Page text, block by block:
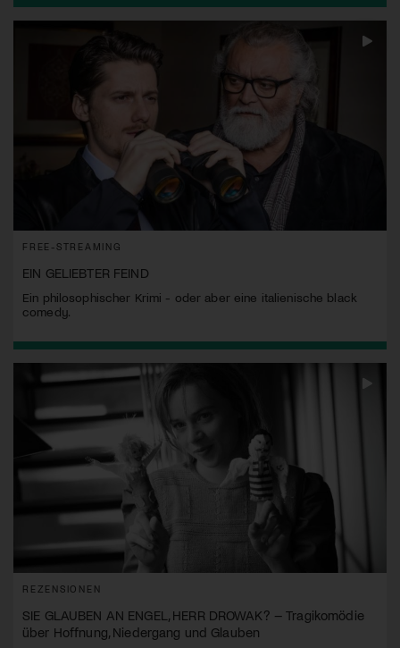
FREE-STREAMING
EIN GELIEBTER FEIND
Ein philosophischer Krimi - oder aber eine italienische black
comedy.
REZENSIONEN
SIE GLAUBEN AN ENGEL, HERR DROWAK? – Tragikomödie
über Hoffnung, Niedergang und Glauben